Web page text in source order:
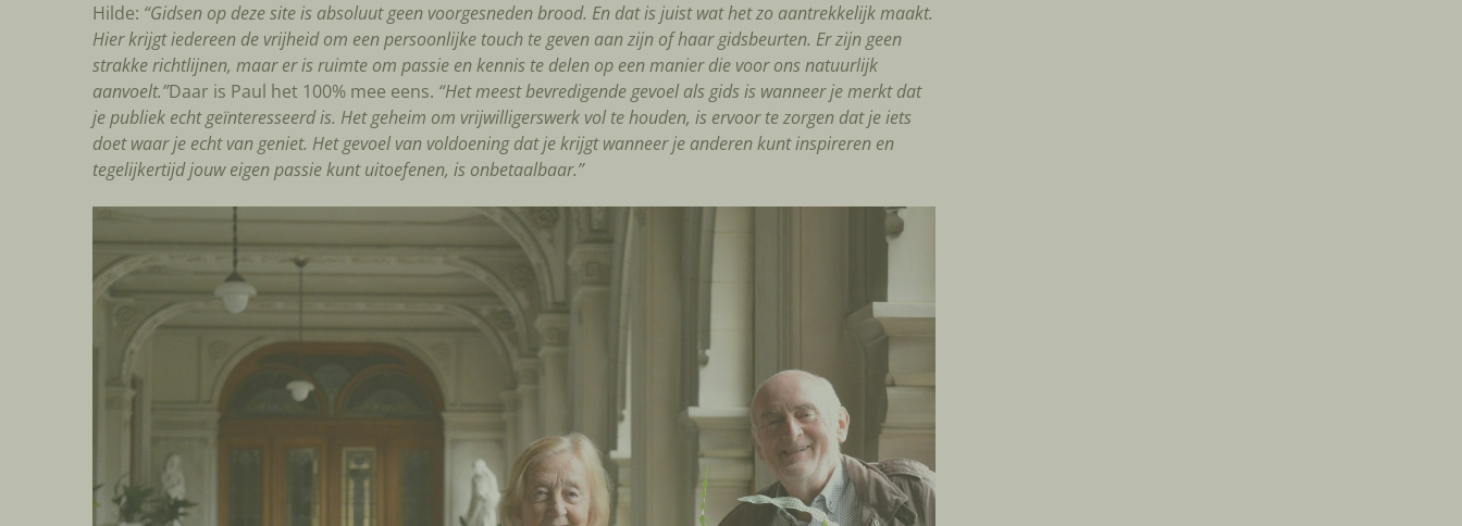
Hilde: “Gidsen op deze site is absoluut geen voorgesneden brood. En dat is juist wat het zo aantrekkelijk maakt.
Hier krijgt iedereen de vrijheid om een persoonlijke touch te geven aan zijn of haar gidsbeurten. Er zijn geen
strakke richtlijnen, maar er is ruimte om passie en kennis te delen op een manier die voor ons natuurlijk
aanvoelt.”Daar is Paul het 100% mee eens. “Het meest bevredigende gevoel als gids is wanneer je merkt dat
je publiek echt geïnteresseerd is. Het geheim om vrijwilligerswerk vol te houden, is ervoor te zorgen dat je iets
doet waar je echt van geniet. Het gevoel van voldoening dat je krijgt wanneer je anderen kunt inspireren en
tegelijkertijd jouw eigen passie kunt uitoefenen, is onbetaalbaar.”